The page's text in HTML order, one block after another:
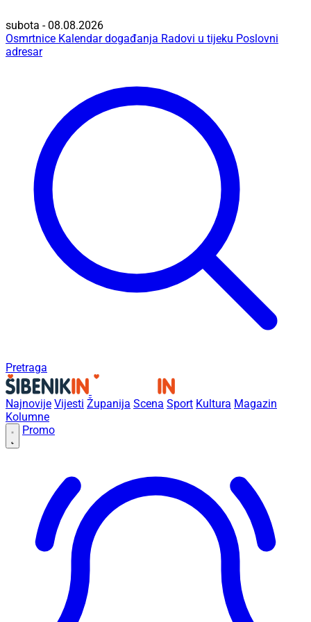
subota - 08.08.2026
Osmrtnice Kalendar događanja Radovi u tijeku Poslovni
adresar
Pretraga
Najnovije Vijesti Županija Scena Sport Kultura Magazin
Kolumne
Promo